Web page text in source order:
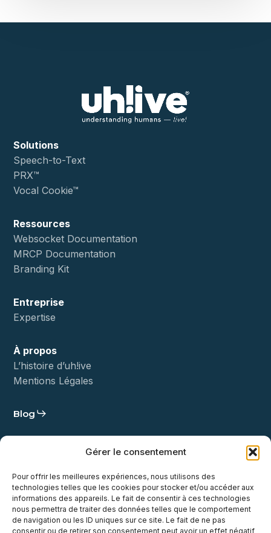
Gérer le consentement
Pour offrir les meilleures expériences, nous utilisons des
technologies telles que les cookies pour stocker et/ou accéder aux
informations des appareils. Le fait de consentir à ces technologies
nous permettra de traiter des données telles que le comportement
de navigation ou les ID uniques sur ce site. Le fait de ne pas
consentir ou de retirer son consentement peut avoir un effet négatif
Solutions
Speech-to-Text
PRX™
Vocal Cookie™
Ressources
Websocket Documentation
MRCP Documentation
Branding Kit
Entreprise
Expertise
À propos
L’histoire d’uh!ive
Mentions Légales
Blog
Contact